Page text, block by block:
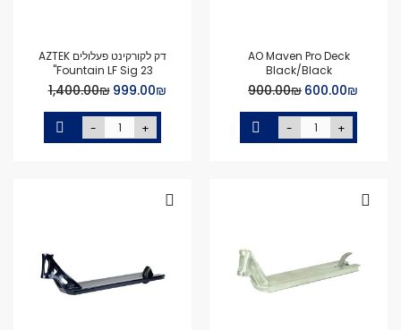
AO Maven Pro Deck
Black/Black
Special
₪‏600.00
₪‏900.00
- +
דק לקורקינט פעלולים AZTEK
Fountain LF Sig 23''
Special
₪‏999.00
₪‏1,400.00
- +